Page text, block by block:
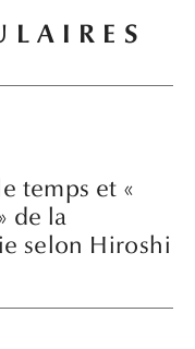
temps et «
de la
selon Hiroshi